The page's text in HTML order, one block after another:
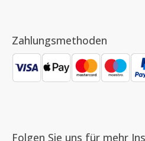
Zahlungsmethoden
Folgen Sie uns für mehr